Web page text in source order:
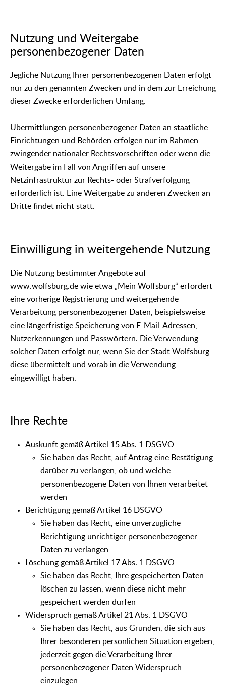
Nutzung und Weitergabe
personenbezogener Daten
Jegliche Nutzung Ihrer personenbezogenen Daten erfolgt
nur zu den genannten Zwecken und in dem zur Erreichung
dieser Zwecke erforderlichen Umfang.
Übermittlungen personenbezogener Daten an staatliche
Einrichtungen und Behörden erfolgen nur im Rahmen
zwingender nationaler Rechtsvorschriften oder wenn die
Weitergabe im Fall von Angriffen auf unsere
Netzinfrastruktur zur Rechts- oder Strafverfolgung
erforderlich ist. Eine Weitergabe zu anderen Zwecken an
Dritte findet nicht statt.
Einwilligung in weitergehende Nutzung
Die Nutzung bestimmter Angebote auf
www.wolfsburg.de wie etwa „Mein Wolfsburg“ erfordert
eine vorherige Registrierung und weitergehende
Verarbeitung personenbezogener Daten, beispielsweise
eine längerfristige Speicherung von E-Mail-Adressen,
Nutzerkennungen und Passwörtern. Die Verwendung
solcher Daten erfolgt nur, wenn Sie der Stadt Wolfsburg
diese übermittelt und vorab in die Verwendung
eingewilligt haben.
Ihre Rechte
Auskunft gemäß Artikel 15 Abs. 1 DSGVO
Sie haben das Recht, auf Antrag eine Bestätigung
darüber zu verlangen, ob und welche
personenbezogene Daten von Ihnen verarbeitet
werden
Berichtigung gemäß Artikel 16 DSGVO
Sie haben das Recht, eine unverzügliche
Berichtigung unrichtiger personenbezogener
Daten zu verlangen
Löschung gemäß Artikel 17 Abs. 1 DSGVO
Sie haben das Recht, Ihre gespeicherten Daten
löschen zu lassen, wenn diese nicht mehr
gespeichert werden dürfen
Widerspruch gemäß Artikel 21 Abs. 1 DSGVO
Sie haben das Recht, aus Gründen, die sich aus
Ihrer besonderen persönlichen Situation ergeben,
jederzeit gegen die Verarbeitung Ihrer
personenbezogener Daten Widerspruch
einzulegen